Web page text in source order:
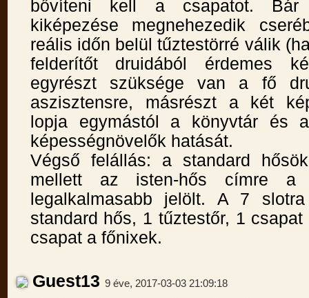
bővíteni kell a csapatot.
kiképezése megnehezedik
reális időn belül tűztestörré válik
felderítőt druidából érdemes
egyrészt szüksége van a fő
aszisztensre, másrészt a két
lopja egymástól a könyvtár és
képességnövelők hatását.
Végső felállás: a standard
mellett az isten-hős címre a
legalkalmasabb jelölt. A 7
standard hős, 1 tűztestőr, 1
csapat a főnixek.
Guest13 9 éve, 2017-03-03 21:09:18